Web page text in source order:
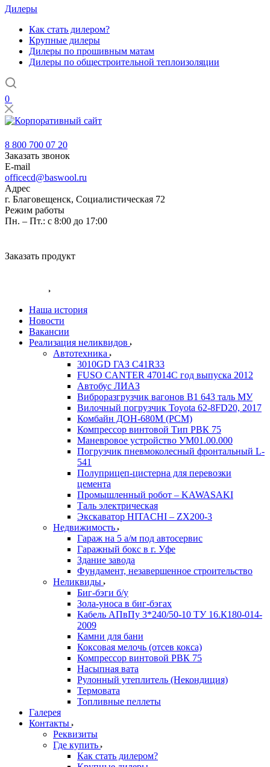
Дилеры
Как стать дилером?
Крупные дилеры
Дилеры по прошивным матам
Дилеры по общестроительной теплоизоляции
0
8 800 700 07 20
Заказать звонок
E-mail
officecd@baswool.ru
Адрес
г. Благовещенск, Социалистическая 72
Режим работы
Пн. – Пт.: с 8:00 до 17:00
Заказать продукт
Наша история
Новости
Вакансии
Реализация неликвидов
Автотехника
3010GD ГАЗ С41R33
FUSO CANTER 47014C год выпуска 2012
Автобус ЛИАЗ
Виброразгрузчик вагонов В1 643 таль МУ
Вилочный погрузчик Toyota 62-8FD20, 2017
Комбайн ДОН-680М (РСМ)
Компрессор винтовой Тип РВК 75
Маневровое устройство УМ01.00.000
Погрузчик пневмоколесный фронтальный L-
541
Полуприцеп-цистерна для перевозки
цемента
Промышленный робот – KAWASAKI
Таль электрическая
Экскаватор HITACHI – ZX200-3
Недвижимость
Гараж на 5 а/м под автосервис
Гаражный бокс в г. Уфе
Здание завода
Фундамент, незавершенное строительство
Неликвиды
Биг-бэги б/у
Зола-уноса в биг-бэгах
Кабель АПвПу 3*240/50-10 ТУ 16.К180-014-
2009
Камни для бани
Коксовая мелочь (отсев кокса)
Компрессор винтовой РВК 75
Насыпная вата
Рулонный утеплитель (Некондиция)
Термовата
Топливные пеллеты
Галерея
Контакты
Реквизиты
Где купить
Как стать дилером?